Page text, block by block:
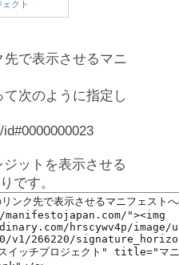
で表示させるマニ
次のように指定し
ットを表示させる
です。